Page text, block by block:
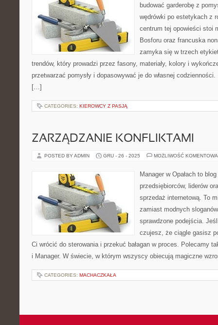
budować garderobę z
wędrówki po estetykach z
centrum tej opowieści stoi
Bosforu oraz francuska
zamyka się w trzech
trendów, który prowadzi przez fasony, materiały, kolory i
przetwarzać pomysły i dopasowywać je do własnej
[…]
CATEGORIES: KIEROWCY Z PASJĄ
ZARZĄDZANIE KONFLIKTAMI
POSTED BY ADMIN GRU - 26 - 2025 MOŻLIWOŚĆ
Manager w Opałach to
przedsiębiorców, liderów
sprzedaż internetową. To
zamiast modnych
sprawdzone podejścia.
czujesz, że ciągle gasisz
Ci wrócić do sterowania i przekuć bałagan w proces. Polecamy
i Manager. W świecie, w którym wszyscy obiecują magiczne
CATEGORIES: MACHACZKAŁA